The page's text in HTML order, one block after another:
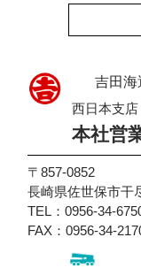
吉田海
西日本支店
本社営
〒857-0852
長崎県佐世保市干
TEL：0956-34-
FAX：0956-34-